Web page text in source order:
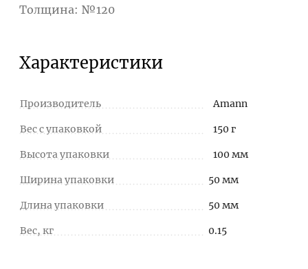
Толщина: №120
Характеристики
Производитель Amann
Вес с упаковкой 150 г
Высота упаковки 100 мм
Ширина упаковки 50 мм
Длина упаковки 50 мм
Вес, кг 0.15